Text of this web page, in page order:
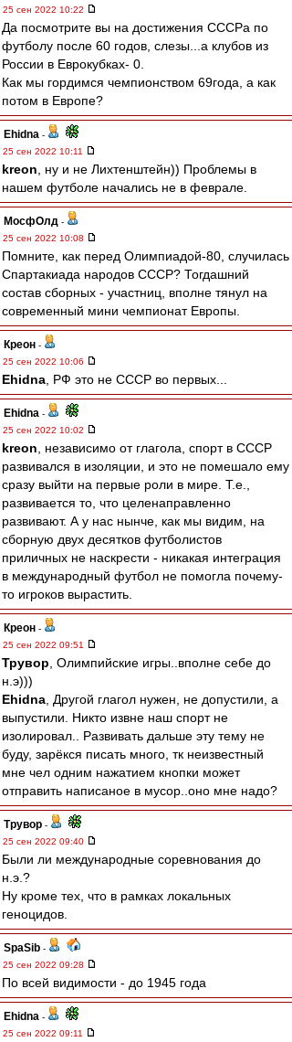
25 сен 2022 10:22
Да посмотрите вы на достижения СССРа по
футболу после 60 годов, слезы...а клубов из
России в Еврокубках- 0.
Как мы гордимся чемпионством 69года, а как
потом в Европе?
Ehidna -
25 сен 2022 10:11
kreon , ну и не Лихтенштейн)) Проблемы в
нашем футболе начались не в феврале.
МосфОлд -
25 сен 2022 10:08
Помните, как перед Олимпиадой-80, случилась
Спартакиада народов СССР? Тогдашний
состав сборных - участниц, вполне тянул на
современный мини чемпионат Европы.
Креон -
25 сен 2022 10:06
Ehidna , РФ это не СССР во первых...
Ehidna -
25 сен 2022 10:02
kreon , независимо от глагола, спорт в СССР
развивался в изоляции, и это не помешало ему
сразу выйти на первые роли в мире. Т.е.,
развивается то, что целенаправленно
развивают. А у нас нынче, как мы видим, на
сборную двух десятков футболистов
приличных не наскрести - никакая интеграция
в международный футбол не помогла почему-
то игроков вырастить.
Креон -
25 сен 2022 09:51
Трувор , Олимпийские игры..вполне себе до
н.э)))
Ehidna , Другой глагол нужен, не допустили, а
выпустили. Никто извне наш спорт не
изолировал.. Развивать дальше эту тему не
буду, зарёкся писать много, тк неизвестный
мне чел одним нажатием кнопки может
отправить написаное в мусор..оно мне надо?
Трувор -
25 сен 2022 09:40
Были ли международные соревнования до
н.э.?
Ну кроме тех, что в рамках локальных
геноцидов.
SpaSib -
25 сен 2022 09:28
По всей видимости - до 1945 года
Ehidna -
25 сен 2022 09:11